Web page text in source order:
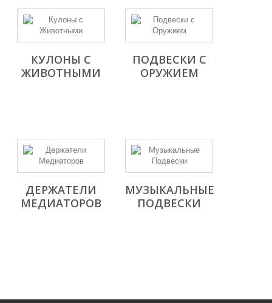
КУЛОНЫ С
ЖИВОТНЫМИ
ПОДВЕСКИ С
ОРУЖИЕМ
ДЕРЖАТЕЛИ
МЕДИАТОРОВ
МУЗЫКАЛЬНЫЕ
ПОДВЕСКИ